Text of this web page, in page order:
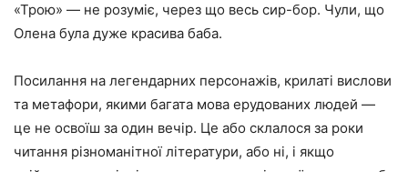
«Трою» — не розуміє, через що весь сир-бор. Чули, що
Олена була дуже красива баба.
Посилання на легендарних персонажів, крилаті вислови
та метафори, якими багата мова ерудованих людей —
це не освоїш за один вечір. Це або склалося за роки
читання різноманітної літератури, або ні, і якщо